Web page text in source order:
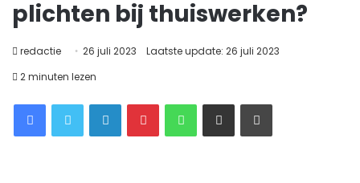
plichten bij thuiswerken?
redactie 26 juli 2023
Laatste update: 26 juli 2023
2 minuten lezen
FacebookTwitter LinkedInPinterestWhatsApp
Delen via Email Printen